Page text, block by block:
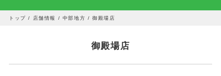
トップ / 店舗情報 / 中部地方 /御殿場店
御殿場店